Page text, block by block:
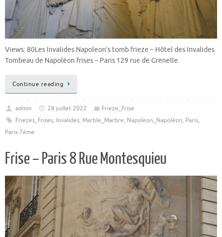
Views: 80Les Invalides Napoleon’s tomb frieze – Hôtel des Invalides
Tombeau de Napoléon frises – Paris 129 rue de Grenelle.
Continue reading
admin 28 juillet 2022
Frieze_Frise
Friezes_Frises, Invalides, Marble_Marbre, Napoleon_Napoléon, Paris,
Paris 7ème
Frise – Paris 8 Rue Montesquieu